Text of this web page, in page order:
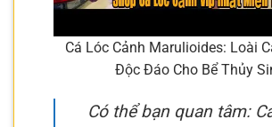
Cá Lóc Cảnh Marulioides: Loài
Độc Đáo Cho Bể Thủy
Có thể bạn quan tâm: